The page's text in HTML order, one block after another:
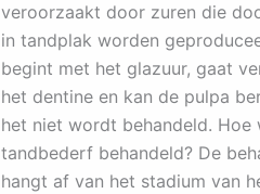
veroorzaakt door zuren die
in tandplak worden
begint met het glazuur, gaat
het dentine en kan de pulpa
het niet wordt behandeld. Hoe
tandbederf behandeld? De
hangt af van het stadium van